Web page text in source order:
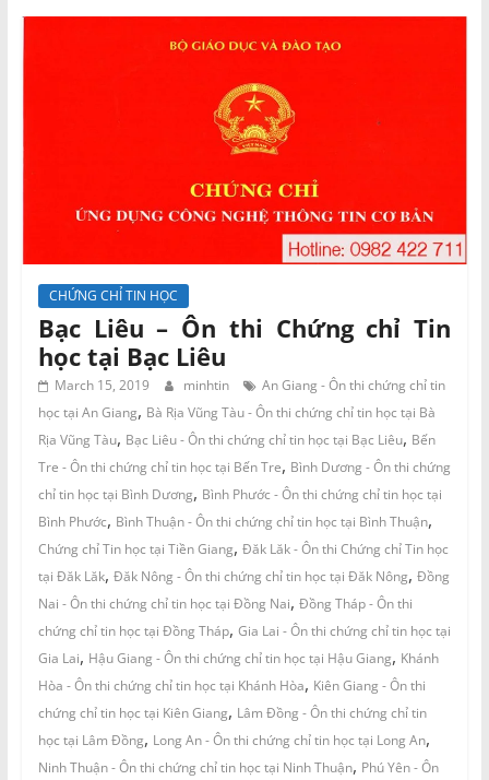
CHỨNG CHỈ TIN HỌC
Bạc Liêu – Ôn thi Chứng chỉ Tin
học tại Bạc Liêu
March 15, 2019 minhtin
An Giang - Ôn thi chứng chỉ tin
học tại An Giang, Bà Rịa Vũng Tàu - Ôn thi chứng chỉ tin học tại Bà
Rịa Vũng Tàu, Bạc Liêu - Ôn thi chứng chỉ tin học tại Bạc Liêu, Bến
Tre - Ôn thi chứng chỉ tin học tại Bến Tre, Bình Dương - Ôn thi chứng
chỉ tin học tại Bình Dương, Bình Phước - Ôn thi chứng chỉ tin học tại
Bình Phước, Bình Thuận - Ôn thi chứng chỉ tin học tại Bình Thuận,
Chứng chỉ Tin học tại Tiền Giang, Đăk Lăk - Ôn thi Chứng chỉ Tin học
tại Đăk Lăk, Đăk Nông - Ôn thi chứng chỉ tin học tại Đăk Nông, Đồng
Nai - Ôn thi chứng chỉ tin học tại Đồng Nai, Đồng Tháp - Ôn thi
chứng chỉ tin học tại Đồng Tháp, Gia Lai - Ôn thi chứng chỉ tin học tại
Gia Lai, Hậu Giang - Ôn thi chứng chỉ tin học tại Hậu Giang, Khánh
Hòa - Ôn thi chứng chỉ tin học tại Khánh Hòa, Kiên Giang - Ôn thi
chứng chỉ tin học tại Kiên Giang, Lâm Đồng - Ôn thi chứng chỉ tin
học tại Lâm Đồng, Long An - Ôn thi chứng chỉ tin học tại Long An,
Ninh Thuận - Ôn thi chứng chỉ tin học tại Ninh Thuận, Phú Yên - Ôn